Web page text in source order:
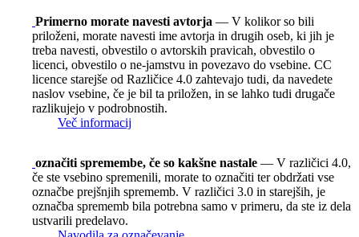
Primerno morate navesti avtorja — V kolikor so bili
priloženi, morate navesti ime avtorja in drugih oseb, ki jih je
treba navesti, obvestilo o avtorskih pravicah, obvestilo o
licenci, obvestilo o ne-jamstvu in povezavo do vsebine. CC
licence starejše od Različice 4.0 zahtevajo tudi, da navedete
naslov vsebine, če je bil ta priložen, in se lahko tudi drugače
razlikujejo v podrobnostih.
Več informacij
označiti spremembe, če so kakšne nastale — V različici 4.0,
če ste vsebino spremenili, morate to označiti ter obdržati vse
označbe prejšnjih sprememb. V različici 3.0 in starejših, je
označba sprememb bila potrebna samo v primeru, da ste iz dela
ustvarili predelavo.